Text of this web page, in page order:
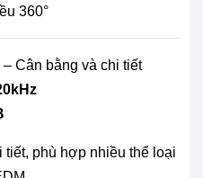
360°
Cân bằng và chi tiết
phù hợp nhiều thể loại